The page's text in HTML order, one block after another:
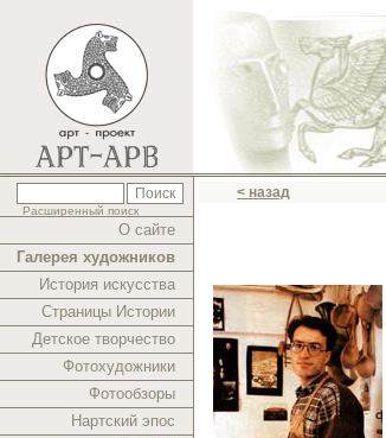
Расширенный поиск
О сайте
Галерея художников
История искусства
Страницы Истории
Детское творчество
Фотохудожники
Фотообзоры
Нартский эпос
< назад